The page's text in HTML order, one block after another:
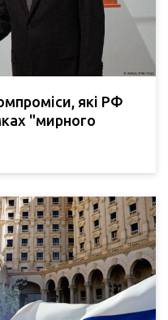
які РФ
"мирного